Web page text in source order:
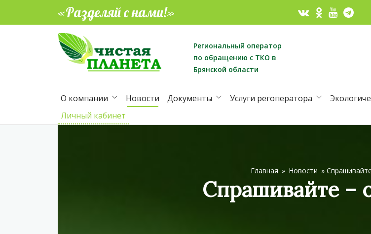
«Разделяй с нами!»
Региональный оператор
по обращению с ТКО в
Брянской области
О компании Новости Документы Услуги регоператора
Личный кабинет
Главная » Новости »
Спрашивайте –